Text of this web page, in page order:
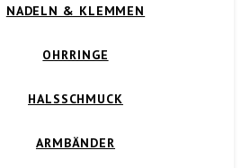
NADELN & KLEMMEN
OHRRINGE
HALSSCHMUCK
ARMBÄNDER